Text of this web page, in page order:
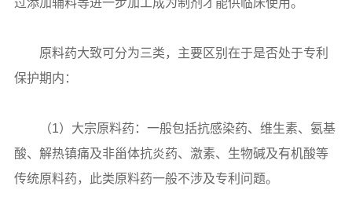
原料药大致可分为三类，主要区别在于是否处于专利
保护期内：
（1）大宗原料药：一般包括抗感染药、维生素、氨基
酸、解热镇痛及非甾体抗炎药、激素、生物碱及有机酸等
传统原料药，此类原料药一般不涉及专利问题。